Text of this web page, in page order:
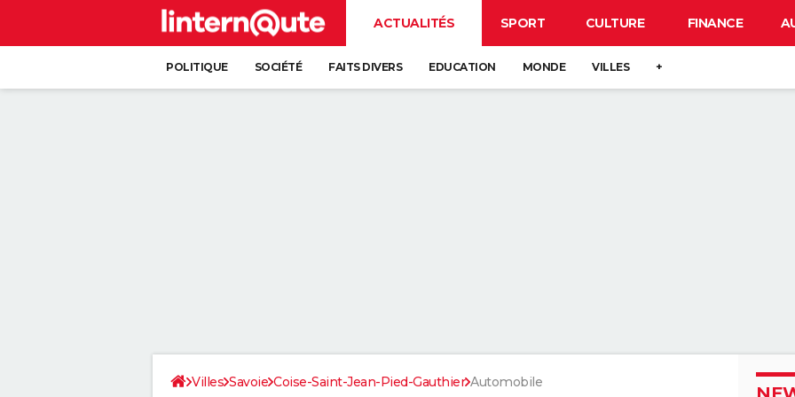
ACTUALITÉS SPORT CULTURE FINANCE
POLITIQUE SOCIÉTÉ FAITS DIVERS EDUCATION MONDE VILLES +
Villes Savoie Coise-Saint-Jean-Pied-Gauthier Automobile